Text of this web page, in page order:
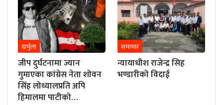
दार्चुला
जीप दुर्घटनामा ज्यान
गुमाएका कांग्रेस नेता शोवन
सिंह लोथ्यालप्रति अपि
हिमालमा पाटीको…
समाचार
न्यायाधीश राजेन्द्र सिह
भण्डारीको विदाई